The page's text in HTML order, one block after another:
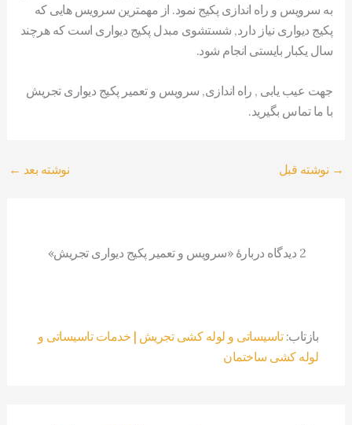
به سرویس و راه اندازی پکیج نمود. از مهمترین سرویس هایی که
پکیج دیواری نیاز دارد, شستشوی مبدل پکیج دیواری است که هرچند
سال یکبار بایستی انجام شود.
جهت عیب یابی , راه اندازی, سرویس و تعمیر پکیج دیواری تجریش
با ما تماس بگیرید.
→ نوشته قبل نوشته بعد ←
2 دیدگاه دربارهٔ «سرویس و تعمیر پکیج دیواری تجریش»
بازتاب:تاسیساتی و لوله کشی تجریش | خدمات تاسیساتی و
لوله کشی ساختمان